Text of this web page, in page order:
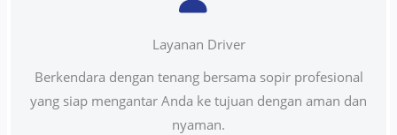
Layanan Driver
Berkendara dengan tenang bersama sopir profesional
yang siap mengantar Anda ke tujuan dengan aman dan
nyaman.